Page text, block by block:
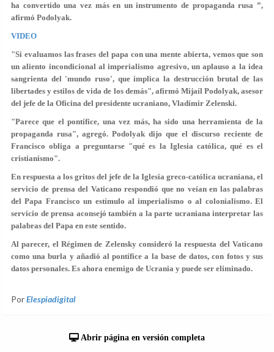
ha convertido una vez más en un instrumento de propaganda rusa ”,
afirmó Podolyak.
VIDEO
"Si evaluamos las frases del papa con una mente abierta, vemos que son
un aliento incondicional al imperialismo agresivo, un aplauso a la idea
sangrienta del 'mundo ruso', que implica la destrucción brutal de las
libertades y estilos de vida de los demás", afirmó Mijaíl Podolyak, asesor
del jefe de la Oficina del presidente ucraniano, Vladímir Zelenski.
"Parece que el pontífice, una vez más, ha sido una herramienta de la
propaganda rusa", agregó. Podolyak dijo que el discurso reciente de
Francisco obliga a preguntarse "qué es la Iglesia católica, qué es el
cristianismo".
En respuesta a los gritos del jefe de la Iglesia greco-católica ucraniana, el
servicio de prensa del Vaticano respondió que no veían en las palabras
del Papa Francisco un estímulo al imperialismo o al colonialismo. El
servicio de prensa aconsejó también a la parte ucraniana interpretar las
palabras del Papa en este sentido.
Al parecer, el Régimen de Zelensky consideró la respuesta del Vaticano
como una burla y añadió al pontífice a la base de datos, con fotos y sus
datos personales. Es ahora enemigo de Ucrania y puede ser eliminado.
PorElespiadigital
Abrir página en versión completa